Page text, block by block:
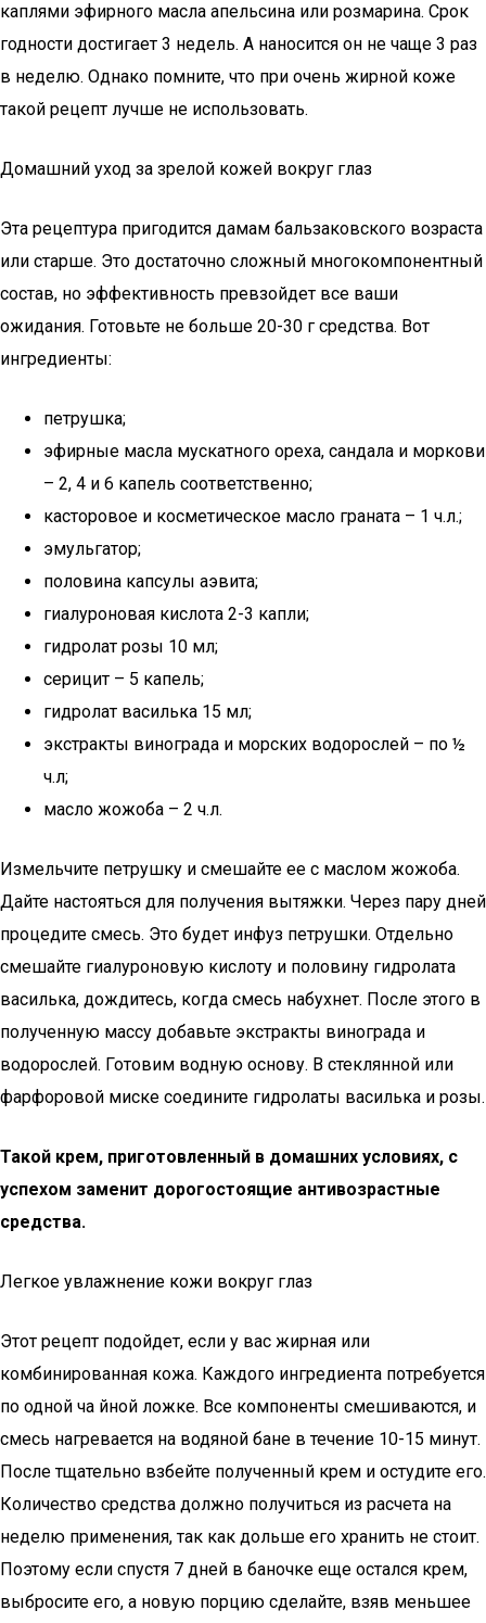
каплями эфирного масла апельсина или розмарина. Срок
годности достигает 3 недель. А наносится он не чаще 3 раз
в неделю. Однако помните, что при очень жирной коже
такой рецепт лучше не использовать.
Домашний уход за зрелой кожей вокруг глаз
Эта рецептура пригодится дамам бальзаковского возраста
или старше. Это достаточно сложный многокомпонентный
состав, но эффективность превзойдет все ваши
ожидания. Готовьте не больше 20-30 г средства. Вот
ингредиенты:
петрушка;
эфирные масла мускатного ореха, сандала и моркови
– 2, 4 и 6 капель соответственно;
касторовое и косметическое масло граната – 1 ч.л.;
эмульгатор;
половина капсулы аэвита;
гиалуроновая кислота 2-3 капли;
гидролат розы 10 мл;
серицит – 5 капель;
гидролат василька 15 мл;
экстракты винограда и морских водорослей – по ½
ч.л;
масло жожоба – 2 ч.л.
Измельчите петрушку и смешайте ее с маслом жожоба.
Дайте настояться для получения вытяжки. Через пару дней
процедите смесь. Это будет инфуз петрушки. Отдельно
смешайте гиалуроновую кислоту и половину гидролата
василька, дождитесь, когда смесь набухнет. После этого в
полученную массу добавьте экстракты винограда и
водорослей. Готовим водную основу. В стеклянной или
фарфоровой миске соедините гидролаты василька и розы.
Такой крем, приготовленный в домашних условиях, с
успехом заменит дорогостоящие антивозрастные
средства.
Легкое увлажнение кожи вокруг глаз
Этот рецепт подойдет, если у вас жирная или
комбинированная кожа. Каждого ингредиента потребуется
по одной ча йной ложке. Все компоненты смешиваются, и
смесь нагревается на водяной бане в течение 10-15 минут.
После тщательно взбейте полученный крем и остудите его.
Количество средства должно получиться из расчета на
неделю применения, так как дольше его хранить не стоит.
Поэтому если спустя 7 дней в баночке еще остался крем,
выбросите его, а новую порцию сделайте, взяв меньшее